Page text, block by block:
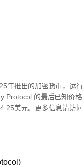
年推出的加密货币，运
Protocol 的最后已知价
美元。更多信息请访